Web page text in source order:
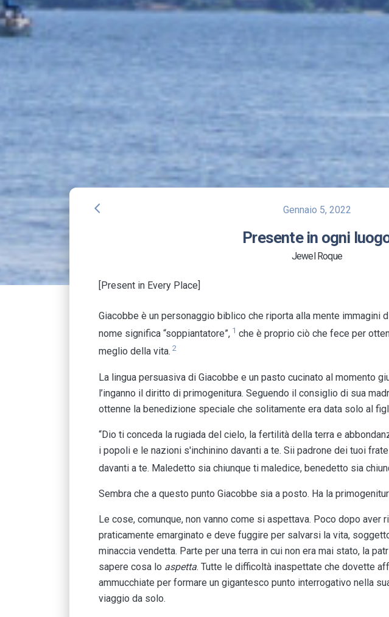
arrow_back_ios Gennaio 5, 2022
Presente in ogni
Jewel Roque
[Present in Every Place]
Giacobbe è un personaggio biblico che riporta alla mente immagini
nome significa “soppiantatore”, 1 che è proprio ciò che fece per
meglio della vita. 2
La lingua persuasiva di Giacobbe e un pasto cucinato al momento
l’inganno il diritto di primogenitura. Seguendo il consiglio di sua
ottenne la benedizione speciale che solitamente era data solo al
“Dio ti conceda la rugiada del cielo, la fertilità della terra e
i popoli e le nazioni s'inchinino davanti a te. Sii padrone dei tuoi
davanti a te. Maledetto sia chiunque ti maledice, benedetto sia
Sembra che a questo punto Giacobbe sia a posto. Ha la
Le cose, comunque, non vanno come si aspettava. Poco dopo aver
praticamente emarginato e deve fuggire per salvarsi la vita,
minaccia vendetta. Parte per una terra in cui non era mai stato, la
sapere cosa lo aspetta. Tutte le difficoltà inaspettate che dovette
ammucchiate per formare un gigantesco punto interrogativo nella
viaggio da solo.